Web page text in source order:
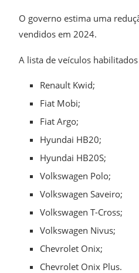
O governo estima uma
vendidos em 2024.
A lista de veículos
Renault Kwid;
Fiat Mobi;
Fiat Argo;
Hyundai HB20;
Hyundai HB20S;
Volkswagen Polo;
Volkswagen Saveiro;
Volkswagen T-Cross;
Volkswagen Nivus;
Chevrolet Onix;
Chevrolet Onix Plus.